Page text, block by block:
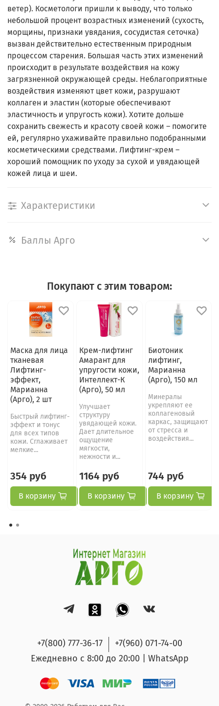
ветер). Косметологи пришли к выводу, что только
небольшой процент возрастных изменений (сухость,
морщины, признаки увядания, сосудистая сеточка)
вызван действительно естественным природным
процессом старения. Большая часть этих изменений
происходит в результате воздействия на кожу
загрязненной окружающей среды. Неблагоприятные
воздействия изменяют цвет кожи, разрушают
коллаген и эластин (которые обеспечивают
эластичность и упругость кожи). Хотите дольше
сохранить свежесть и красоту своей кожи – помогите
ей, регулярно ухаживайте правильно подобранными
косметическими средствами. Лифтинг-крем –
хороший помощник по уходу за сухой и увядающей
кожей лица и шеи.
Характеристики
Баллы Арго
Покупают с этим товаром:
Маска для лица
тканевая
Лифтинг-
эффект,
Марианна
(Арго), 2 шт
Быстрый лифтинг-
эффект и тонус
для всех типов
кожи. Сглаживает
мелкие...
354 руб
В корзину
Крем-лифтинг
Амарант для
упругости кожи,
Интеллект-К
(Арго), 50 мл
Улучшает
структуру
увядающей кожи.
Дает длительное
ощущение
мягкости,
нежности и...
1164 руб
В корзину
Биотоник
лифтинг,
Марианна
(Арго), 150 мл
Минералы
укрепляют ее
коллагеновый
каркас, защищают
от стресса и
воздействия...
744 руб
В корзину
+7(800) 777-36-17
+7(960) 071-74-00
Ежедневно с 8:00 до 20:00 | WhatsApp